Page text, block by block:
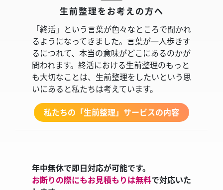
生前整理をお考えの方へ
「終活」という言葉が色々なところで聞かれ
るようになってきました。言葉が一人歩きす
るにつれて、本当の意味がどこにあるのかが
問われます。終活における生前整理のもっと
も大切なことは、生前整理をしたいという思
いにあると私たちは考えています。
私たちの「生前整理」サービスの内容
年中無休で即日対応が可能です。
お断りの際にもお見積もりは無料で対応いた